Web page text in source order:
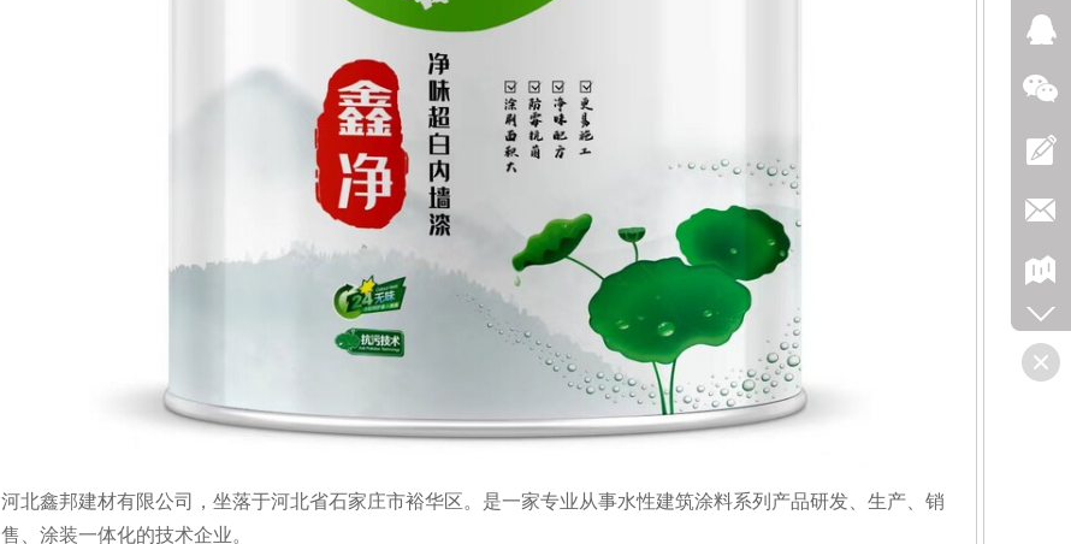
河北鑫邦建材有限公司，坐落于河北省石家庄市裕华区。是一家专业从事水性建筑涂料系列产品研发、生产、销
售、涂装一体化的技术企业。